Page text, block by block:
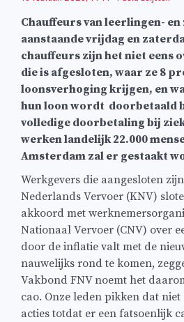
Chauffeurs van leerlingen-
aanstaande vrijdag en
chauffeurs zijn het niet eens
die is afgesloten, waar ze 8
loonsverhoging krijgen, en
hun loon wordt doorbetaald
volledige doorbetaling bij
werken landelijk 22.000
Amsterdam zal er gestaakt
Werkgevers die aangesloten
Nederlands Vervoer (KNV)
akkoord met
Nationaal Vervoer (CNV) over
door de inflatie valt met de
nauwelijks rond te komen,
Vakbond FNV noemt het
cao. Onze leden pikken dat
acties totdat er een fatsoenlijk